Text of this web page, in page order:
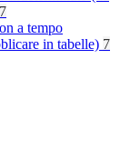
7
a tempo
in tabelle) 7